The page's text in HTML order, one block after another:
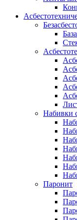
Набивки
Паронит